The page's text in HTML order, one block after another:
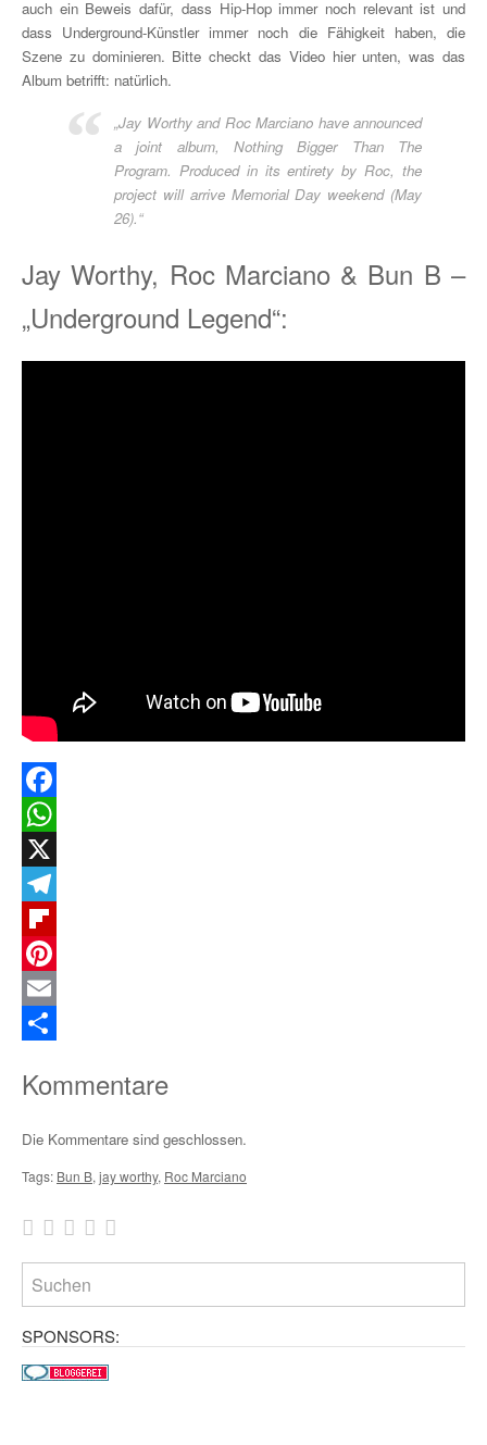
auch ein Beweis dafür, dass Hip-Hop immer noch relevant ist und
dass Underground-Künstler immer noch die Fähigkeit haben, die
Szene zu dominieren. Bitte checkt das Video hier unten, was das
Album betrifft: natürlich.
„Jay Worthy and Roc Marciano have announced
a joint album, Nothing Bigger Than The
Program. Produced in its entirety by Roc, the
project will arrive Memorial Day weekend (May
26).“
Jay Worthy, Roc Marciano & Bun B –
„Underground Legend“:
Facebook
WhatsApp
X
Telegram
Flipboard
Pinterest
Email
Kommentare
Die Kommentare sind geschlossen.
Tags: Bun B,jay worthy, Roc Marciano
SPONSORS: